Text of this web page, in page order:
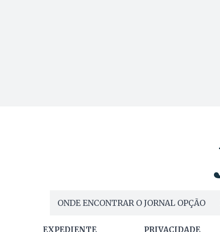
ONDE ENCONTRAR O JORNAL OPÇÃO
EXPEDIENTE PRIVACIDADE